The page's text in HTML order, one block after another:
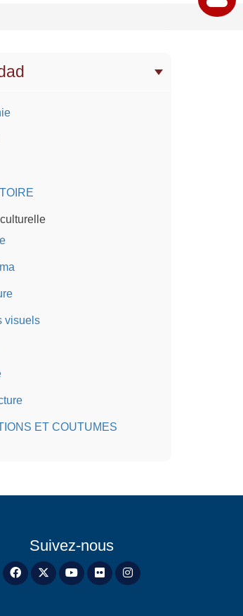
visuels
ET COUTUMES
Suivez-nous